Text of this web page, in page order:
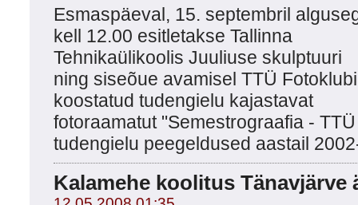
Esmaspäeval, 15. septembril
kell 12.00 esitletakse Tallinna
Tehnikaülikoolis Juuliuse skulptuuri
ning siseõue avamisel TTÜ Fotoklubi
koostatud tudengielu kajastavat
fotoraamatut "Semestrograafia - TTÜ
tudengielu peegeldused aastail
Kalamehe koolitus Tänavjärve